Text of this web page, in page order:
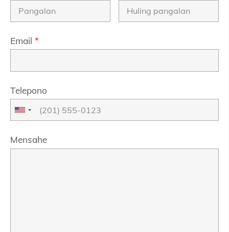
Email *
Telepono
Mensahe